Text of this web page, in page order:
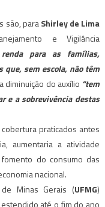
são, paraShirley de Lima
e Vigilância
para as famílias,
sem escola, não têm
diminuição do auxílio “tem
e a sobrevivência destas
praticados antes
aumentaria a atividade
do consumo das
nacional.
Minas Gerais (UFMG)
até o fim do ano